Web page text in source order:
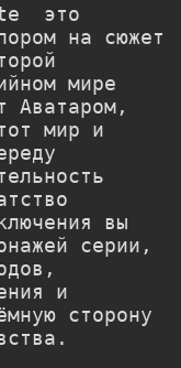
это
на сюжет
мире
Аватаром,
мир и
вы
серии,
и
сторону